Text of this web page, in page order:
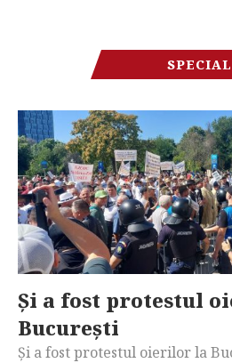
SPECIAL
Și a fost protestul
București
Și a fost protestul oierilor la